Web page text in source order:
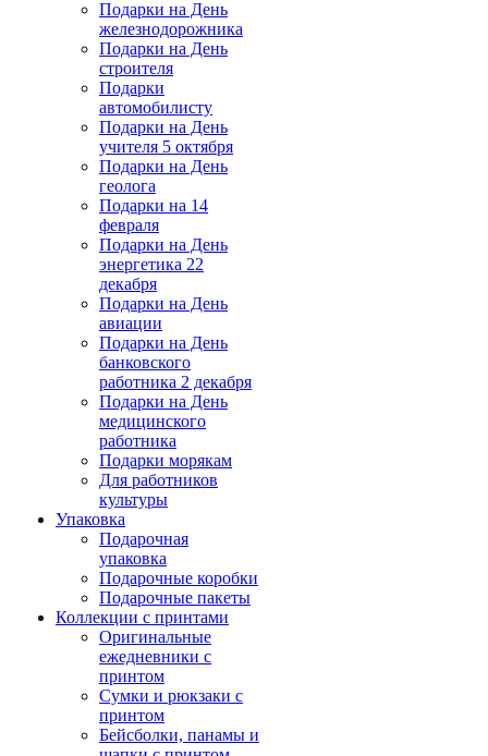
Подарки на День
железнодорожника
Подарки на День
строителя
Подарки
автомобилисту
Подарки на День
учителя 5 октября
Подарки на День
геолога
Подарки на 14
февраля
Подарки на День
энергетика 22
декабря
Подарки на День
авиации
Подарки на День
банковского
работника 2 декабря
Подарки на День
медицинского
работника
Подарки морякам
Для работников
культуры
Упаковка
Подарочная
упаковка
Подарочные коробки
Подарочные пакеты
Коллекции с принтами
Оригинальные
ежедневники с
принтом
Сумки и рюкзаки с
принтом
Бейсболки, панамы и